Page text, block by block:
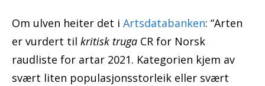
Om ulven heiter det i Artsdatabanken: “Arten
er vurdert til kritisk truga CR for Norsk
raudliste for artar 2021. Kategorien kjem av
svært liten populasjonsstorleik eller svært